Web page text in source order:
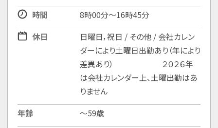
時間
8時00分〜16時45分
休日
日曜日，祝日 / その他 / 会社カレン
ダーにより土曜日出勤あり（年により
差異あり） ２０２６年
は会社カレンダー上、土曜出勤はあ
りません
年齢
〜59歳